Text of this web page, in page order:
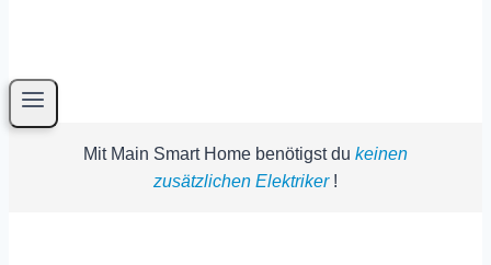
Mit Main Smart Home benötigst du keinen
zusätzlichen Elektriker!